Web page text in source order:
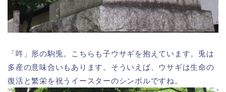
「吽」形の駒兎。こちらも子ウサギを抱えています。兎は
多産の意味合いもあります。そういえば、ウサギは生命の
復活と繁栄を祝うイースターのシンボルですね。